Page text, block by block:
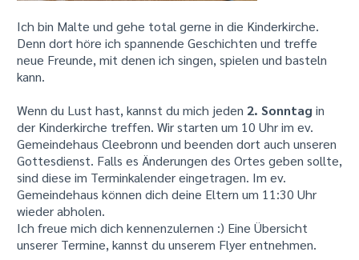
Ich bin Malte und gehe total gerne in die Kinderkirche.
Denn dort höre ich spannende Geschichten und treffe
neue Freunde, mit denen ich singen, spielen und basteln
kann.
Wenn du Lust hast, kannst du mich jeden 2. Sonntag in
der Kinderkirche treffen. Wir starten um 10 Uhr im ev.
Gemeindehaus Cleebronn und beenden dort auch unseren
Gottesdienst. Falls es Änderungen des Ortes geben sollte,
sind diese im Terminkalender eingetragen. Im ev.
Gemeindehaus können dich deine Eltern um 11:30 Uhr
wieder abholen.
Ich freue mich dich kennenzulernen :) Eine Übersicht
unserer Termine, kannst du unserem Flyer entnehmen.